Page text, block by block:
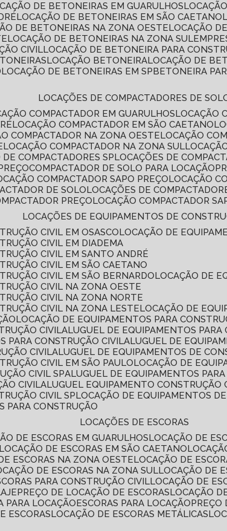
DE BETONEIRAS EM GUARULHOS
LOCAÇÃO DE BETONEIRAS EM SÃO CAETANO
DE BETONEIRAS NA ZONA OESTE LOCAÇÃO
LOCAÇÃO DE BETONEIRAS NA ZONA SUL
CIVIL LOCAÇÃO DE BETONEIRA PARA
LOCAÇÃO BETONEIRA LOCAÇÃO DE
LOCAÇÃO DE BETONEIRAS EM SP BETONEIRA
LOCAÇÕES DE COMPACTADORES DE
COMPACTADOR EM GUARULHOS LOCAÇÃO
LOCAÇÃO COMPACTADOR EM SÃO CAETANO
COMPACTADOR NA ZONA OESTE LOCAÇÃO
LOCAÇÃO COMPACTADOR NA ZONA SUL
DE COMPACTADORES SP LOCAÇÕES DE
COMPACTADOR DE SOLO PARA LOCAÇÃO
COMPACTADOR SAPO PREÇO LOCAÇÃO
DE SOLO LOCAÇÕES DE
PREÇO LOCAÇÃO COMPACTADOR
LOCAÇÕES DE EQUIPAMENTOS DE
CIVIL EM OSASCO LOCAÇÃO DE
CIVIL EM DIADEMA
CIVIL EM SANTO ANDRÉ
CIVIL EM SÃO CAETANO
CIVIL EM SÃO BERNARDO LOCAÇÃO DE
CIVIL NA ZONA OESTE
CIVIL NA ZONA NORTE
CIVIL NA ZONA LESTE LOCAÇÃO DE
LOCAÇÃO DE EQUIPAMENTOS PARA
CIVIL ALUGUEL DE EQUIPAMENTOS PARA
PARA CONSTRUÇÃO CIVIL ALUGUEL DE
CIVIL ALUGUEL DE EQUIPAMENTOS DE
CIVIL EM SÃO PAULO LOCAÇÃO DE
CIVIL SP ALUGUEL DE EQUIPAMENTOS
CIVIL ALUGUEL EQUIPAMENTO CONSTRUÇÃO
CIVIL SP LOCAÇÃO DE EQUIPAMENTOS
PARA CONSTRUÇÃO
LOCAÇÕES DE ESCORAS
DE ESCORAS EM GUARULHOS LOCAÇÃO DE
LOCAÇÃO DE ESCORAS EM SÃO CAETANO
ESCORAS NA ZONA OESTE LOCAÇÃO DE
DE ESCORAS NA ZONA SUL LOCAÇÃO DE
PARA CONSTRUÇÃO CIVIL LOCAÇÃO DE
PREÇO DE LOCAÇÃO DE ESCORAS LOCAÇÃO
PARA LOCAÇÃO ESCORAS PARA LOCAÇÃO
ESCORAS LOCAÇÃO DE ESCORAS METÁLICAS